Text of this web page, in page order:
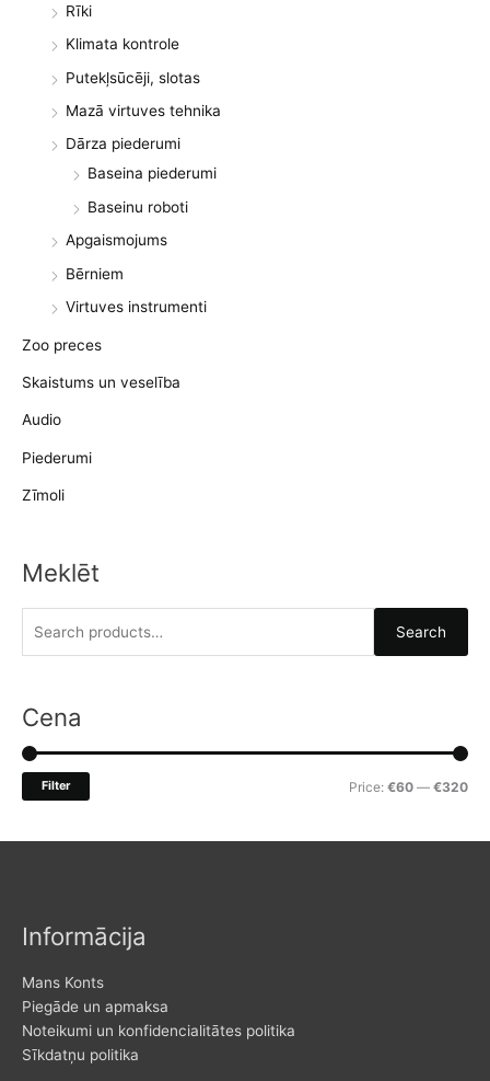
Rīki
Klimata kontrole
Putekļsūcēji, slotas
Mazā virtuves tehnika
Dārza piederumi
Baseina piederumi
Baseinu roboti
Apgaismojums
Bērniem
Virtuves instrumenti
Zoo preces
Skaistums un veselība
Audio
Piederumi
Zīmoli
Meklēt
r
h
f
Search
Cena
MM
Filter Price: €60 — €320
Informācija
Mans Konts
Piegāde un apmaksa
Noteikumi un konfidencialitātes politika
Sīkdatņu politika